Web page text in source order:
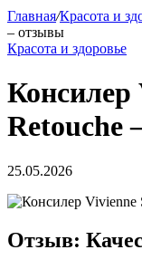
Главная/Красота и
– отзывы
Красота и здоровье
Консилер
Retouche
25.05.2026
Отзыв: